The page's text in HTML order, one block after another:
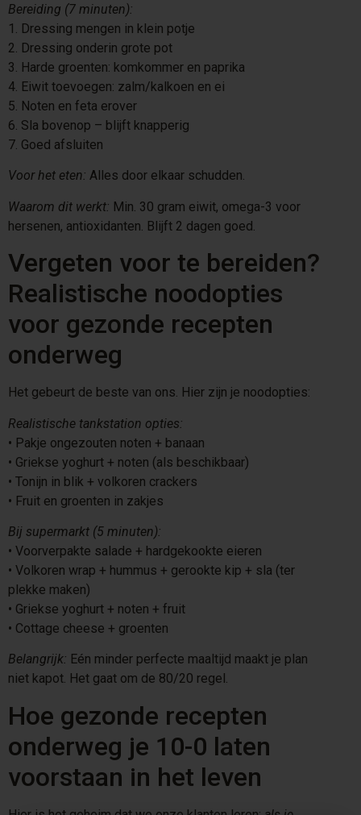
Bereiding (7 minuten):
1.⁠ ⁠Dressing mengen in klein potje
2.⁠ ⁠Dressing onderin grote pot
3.⁠ ⁠Harde groenten: komkommer en paprika
4.⁠ ⁠Eiwit toevoegen: zalm/kalkoen en ei
5.⁠ ⁠Noten en feta erover
6.⁠ ⁠Sla bovenop – blijft knapperig
7.⁠ ⁠Goed afsluiten
Voor het eten: Alles door elkaar schudden.
Waarom dit werkt: Min. 30 gram eiwit, omega-3 voor
hersenen, antioxidanten. Blijft 2 dagen goed.
Vergeten voor te bereiden?
Realistische noodopties
voor gezonde recepten
onderweg
Het gebeurt de beste van ons. Hier zijn je noodopties:
Realistische tankstation opties:
•⁠ ⁠Pakje ongezouten noten + banaan
•⁠ ⁠Griekse yoghurt + noten (als beschikbaar)
•⁠ ⁠Tonijn in blik + volkoren crackers
•⁠ ⁠Fruit en groenten in zakjes
Bij supermarkt (5 minuten):
•⁠ ⁠Voorverpakte salade + hardgekookte eieren
•⁠ ⁠Volkoren wrap + hummus + gerookte kip + sla (ter
plekke maken)
•⁠ ⁠Griekse yoghurt + noten + fruit
•⁠ ⁠Cottage cheese + groenten
Belangrijk: Eén minder perfecte maaltijd maakt je plan
niet kapot. Het gaat om de 80/20 regel.
Hoe gezonde recepten
onderweg je 10-0 laten
voorstaan in het leven